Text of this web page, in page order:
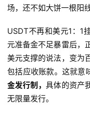
场，还不如大饼一根阳
USDT不再和美元1：1
元准备金不足暴雷后，
美元支撑的说法，变为
包括应收账款。这就意
金发行制，具体的资产
无限量发行。